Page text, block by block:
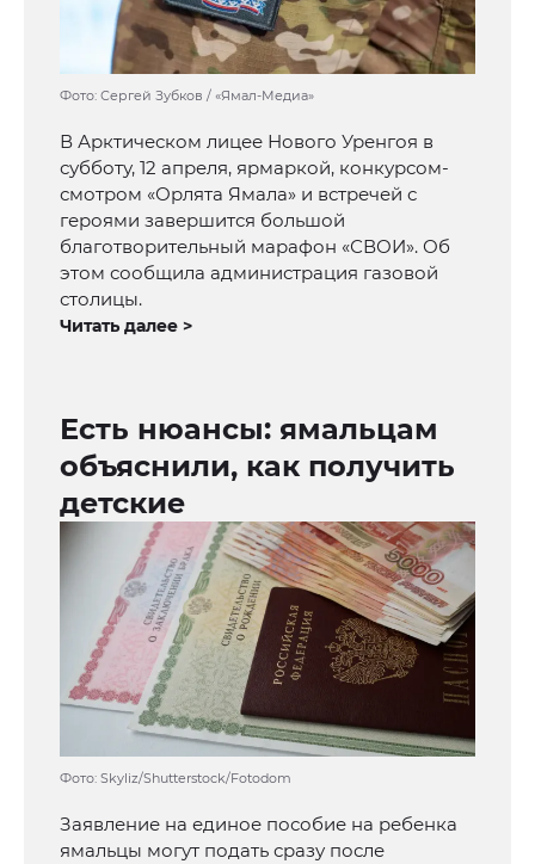
Фото: Сергей Зубков / «Ямал-Медиа»
В Арктическом лицее Нового Уренгоя в
субботу, 12 апреля, ярмаркой, конкурсом-
смотром «Орлята Ямала» и встречей с
героями завершится большой
благотворительный марафон «СВОИ». Об
этом сообщила администрация газовой
столицы.
Читать далее >
Есть нюансы: ямальцам
объяснили, как получить
детские
Фото: Skyliz/Shutterstock/Fotodom
Заявление на единое пособие на ребенка
ямальцы могут подать сразу после